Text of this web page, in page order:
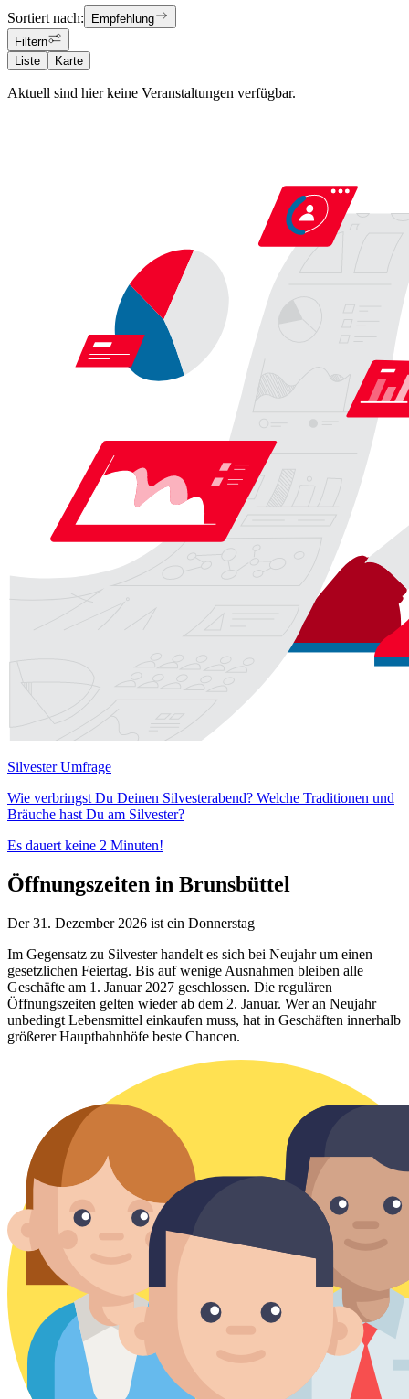
Sortiert nach:
Empfehlung
Filtern
Liste
Karte
Aktuell sind hier keine Veranstaltungen verfügbar.
Silvester Umfrage
Wie verbringst Du Deinen Silvesterabend? Welche Traditionen und
Bräuche hast Du am Silvester?
Es dauert keine 2 Minuten!
Öffnungszeiten in Brunsbüttel
Der 31. Dezember 2026 ist ein Donnerstag
Im Gegensatz zu Silvester handelt es sich bei Neujahr um einen
gesetzlichen Feiertag. Bis auf wenige Ausnahmen bleiben alle
Geschäfte am 1. Januar 2027 geschlossen. Die regulären
Öffnungszeiten gelten wieder ab dem 2. Januar. Wer an Neujahr
unbedingt Lebensmittel einkaufen muss, hat in Geschäften innerhalb
größerer Hauptbahnhöfe beste Chancen.